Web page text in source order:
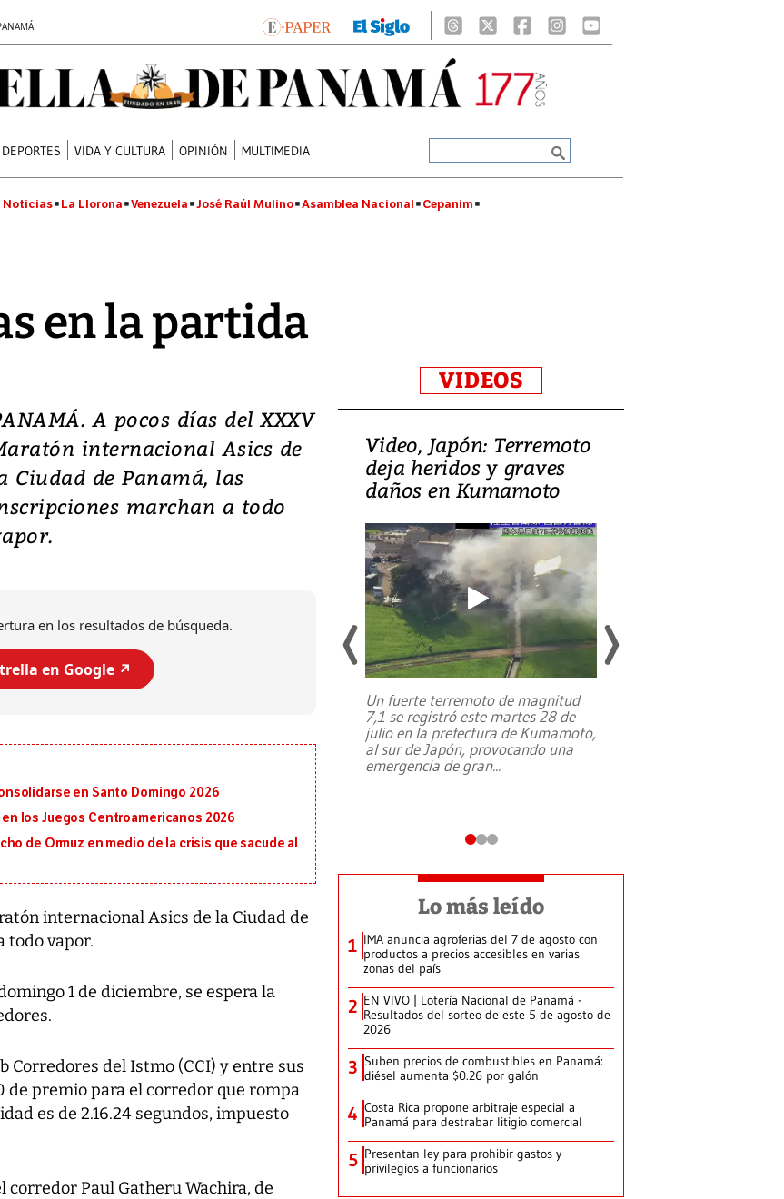
DEPORTES VIDA Y CULTURA OPINIÓN MULTIMEDIA
Noticias La Llorona Venezuela José Raúl Mulino Asamblea Nacional Cepanim
en la partida
A pocos días del XXXV
internacional Asics de
Ciudad de Panamá, las
marchan a todo
en los resultados de búsqueda.
en Google ↗️
en Santo Domingo 2026
los Juegos Centroamericanos 2026
de Ormuz en medio de la crisis que sacude al
internacional Asics de la Ciudad de
todo vapor.
1 de diciembre, se espera la
Corredores del Istmo (CCI) y entre sus
de premio para el corredor que rompa
es de 2.16.24 segundos, impuesto
Paul Gatheru Wachira, de
VIDEOS
Isidro Carbonell,
director de la Lotería:
‘Vamos a ser más
transparentes, tengan fe
Video, Japón: Terremoto
deja heridos y graves
daños en Kumamoto
Un fuerte terremoto de magnitud
7,1 se registró este martes 28 de
julio en la prefectura de Kumamoto,
al sur de Japón, provocando una
emergencia de gran...
Lo más leído
1 IMA anuncia agroferias del 7 de agosto con
productos a precios accesibles en varias
zonas del país
2 EN VIVO | Lotería Nacional de Panamá -
Resultados del sorteo de este 5 de agosto de
2026
3 Suben precios de combustibles en Panamá:
diésel aumenta $0.26 por galón
4 Costa Rica propone arbitraje especial a
Panamá para destrabar litigio comercial
5 Presentan ley para prohibir gastos y
privilegios a funcionarios